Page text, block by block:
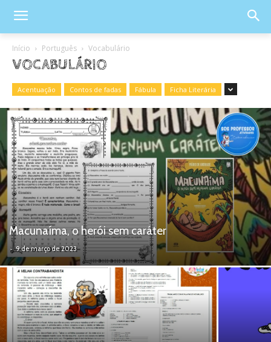
Início Português Vocabulário
VOCABULÁRIO
Acentuação Contos de fadas Fábula Ficha Literária
Macunaíma, o herói sem caráter
- 9 de março de 2023